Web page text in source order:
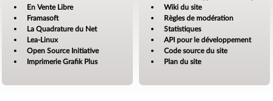
En Vente Libre
Framasoft
La Quadrature du Net
Lea-Linux
Open Source Initiative
Imprimerie Grafik Plus
Wiki du site
Règles de modération
Statistiques
API pour le développement
Code source du site
Plan du site